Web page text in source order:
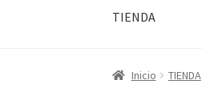
TIENDA
Inicio TIENDA